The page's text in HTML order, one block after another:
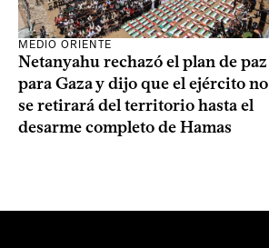
MEDIO ORIENTE
Netanyahu rechazó el plan de paz
para Gaza y dijo que el ejército no
se retirará del territorio hasta el
desarme completo de Hamas